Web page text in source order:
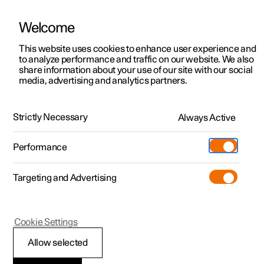
Polestar 2
Polestar 3
Polestar 4
Pre-owned
Shop
Meer
Testrit
Aanbiedingen voor
Testrit
Aanbiedingen voor
Polestar 4 coupé
Ontdek Polestar 4
Testrit
Bekijk onze stockwagens
Aanbiedingen voor
Ontdek Polestar 5
Over pre-owned
Pre-owned aanbiedingen
Aanbiedingen voor particulieren
Aanbiedingen voor
professionelen
Bekijk onze stockwagens
Configureer
Pre-owned
Testrit
Additionals
(Opent in een nieuw venster)
Experiences
Ontmoet ons
Servicepunten
Opladen
Support
HandleidingVideogalerijSoftware-updates
Starten en rijden
Filerijden
Welcome
This website uses cookies to enhance user experience and
to analyze performance and traffic on our website. We also
share information about your use of our site with our social
media, advertising and analytics partners.
Strictly Necessary Always Active
Performance
Targeting and Advertising
Allow selected
Cookie Settings